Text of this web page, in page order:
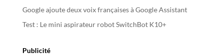
Google ajoute deux voix françaises à Google Assistant
Test : Le mini aspirateur robot SwitchBot K10+
Publicité